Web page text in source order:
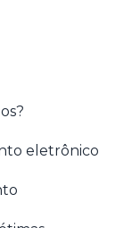
eletrônico